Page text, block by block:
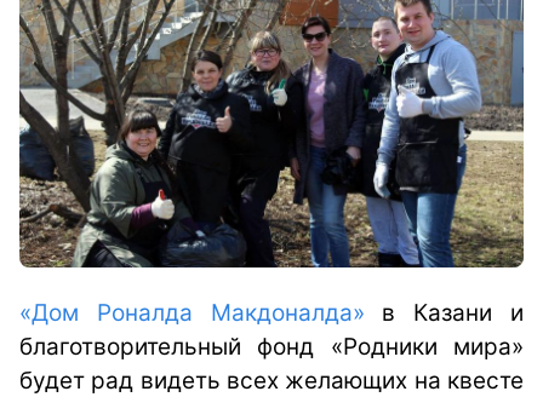
«Дом Роналда Макдоналда» в Казани и
благотворительный фонд «Родники мира»
будет рад видеть всех желающих на квесте